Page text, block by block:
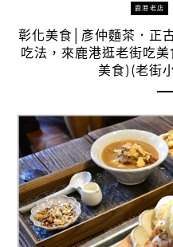
鹿港老店
彰化美食│彥仲麵茶．正
吃法，來鹿港逛老街吃
美食)(老街